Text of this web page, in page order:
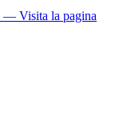
— Visita la pagina